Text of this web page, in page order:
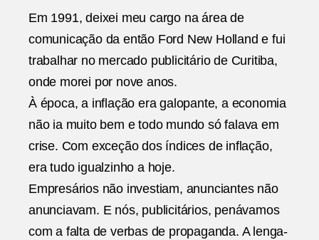
Em 1991, deixei meu cargo na área de
comunicação da então Ford New Holland e fui
trabalhar no mercado publicitário de Curitiba,
onde morei por nove anos.
À época, a inflação era galopante, a economia
não ia muito bem e todo mundo só falava em
crise. Com exceção dos índices de inflação,
era tudo igualzinho a hoje.
Empresários não investiam, anunciantes não
anunciavam. E nós, publicitários, penávamos
com a falta de verbas de propaganda. A lenga-